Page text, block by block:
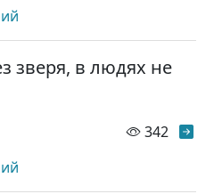
зверя, в людях не
342